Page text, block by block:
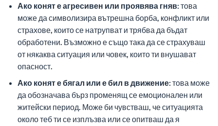
Ако конят е агресивен или проявява гняв:това
може да символизира вътрешна борба, конфликт или
страхове, които се натрупват и трябва да бъдат
обработени. Възможно е също така да се страхуваш
от някаква ситуация или човек, които ти внушават
опасност.
Ако конят е бягал или е бил в движение:това може
да обозначава бърз променящ се емоционален или
житейски период. Може би чувстваш, че ситуацията
около теб ти се изплъзва или се опитваш да я